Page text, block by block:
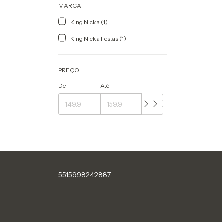
MARCA
King Nicka (1)
King Nicka Festas (1)
PREÇO
De Até
5515998242887